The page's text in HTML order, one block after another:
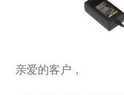
亲爱的客户，